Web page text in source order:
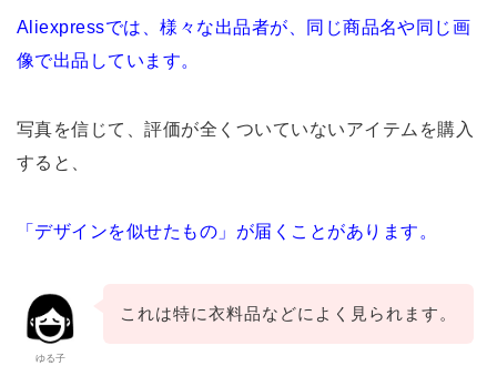
Aliexpressでは、様々な出品者が、同じ商品名や同じ画
像で出品しています。
写真を信じて、評価が全くついていないアイテムを購入
すると、
「デザインを似せたもの」が届くことがあります。
ゆる子
これは特に衣料品などによく見られます。